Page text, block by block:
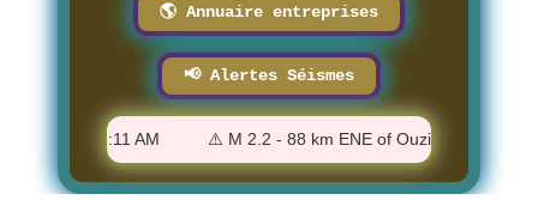
🌎 Annuaire entreprises
📢 Alertes Séismes
- 7:38:11 AM ⚠️ M 2.2 - 88 km ENE of Ouzinkie, Alaska -